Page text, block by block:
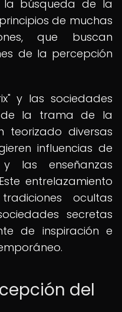
búsqueda de la
de muchas
que buscan
de la percepción
y las sociedades
la trama de la
teorizado diversas
influencias de
las enseñanzas
entrelazamiento
ocultas
secretas
de inspiración e
del